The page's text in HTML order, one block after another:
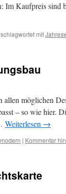
Im Kaufpreis sind
mit
möglichen
– so wie hier.
Weiterlesen →
modern | Kommentar